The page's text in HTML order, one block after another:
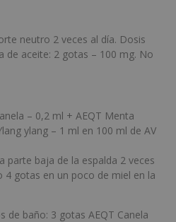
neutro 2 veces al día. Dosis
de aceite: 2 gotas – 100 mg. No
– 0,2 ml + AEQT Menta
ylang – 1 ml en 100 ml de AV
parte baja de la espalda 2 veces
4 gotas en un poco de miel en la
de baño: 3 gotas AEQT Canela